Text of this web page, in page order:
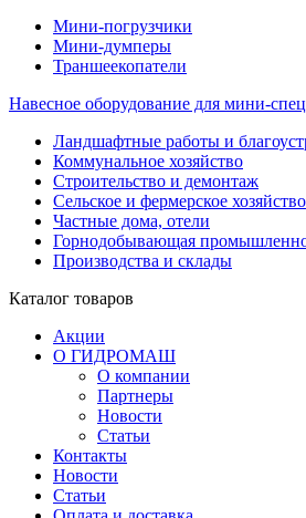
Мини-погрузчики
Мини-думперы
Траншеекопатели
Навесное оборудование для мини-
Ландшафтные работы и
Коммунальное хозяйство
Строительство и демонтаж
Сельское и фермерское хозяйство
Частные дома, отели
Горнодобывающая
Производства и склады
Каталог товаров
Акции
О ГИДРОМАШ
О компании
Партнеры
Новости
Статьи
Контакты
Новости
Статьи